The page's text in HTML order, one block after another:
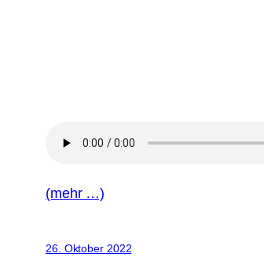
(mehr …)
26. Oktober 2022